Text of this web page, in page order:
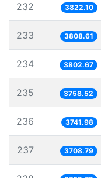
232 3822.10
233 3808.61
234 3802.67
235 3758.52
236 3741.98
237 3708.79